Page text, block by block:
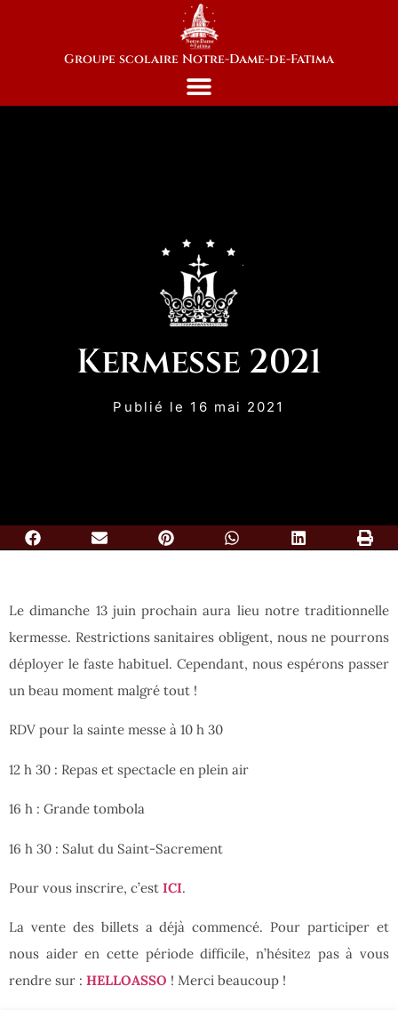
Groupe scolaire Notre-Dame-de-Fatima
Kermesse 2021
Publié le 16 mai 2021
Le dimanche 13 juin prochain aura lieu notre traditionnelle
kermesse. Restrictions sanitaires obligent, nous ne pourrons
déployer le faste habituel. Cependant, nous espérons passer
un beau moment malgré tout !
RDV pour la sainte messe à 10 h 30
12 h 30 : Repas et spectacle en plein air
16 h : Grande tombola
16 h 30 : Salut du Saint-Sacrement
Pour vous inscrire, c’est ICI.
La vente des billets a déjà commencé. Pour participer et
nous aider en cette période difficile, n’hésitez pas à vous
rendre sur : HELLOASSO ! Merci beaucoup !